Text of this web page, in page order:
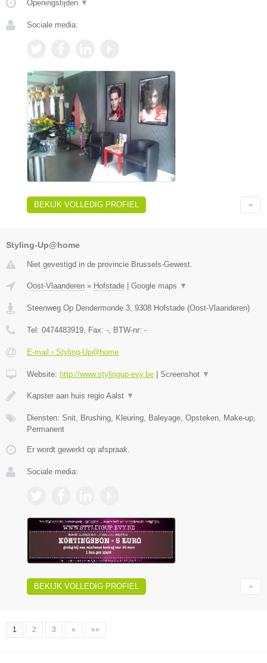
Openingstijden ▼
Sociale media:
BEKIJK VOLLEDIG PROFIEL
Styling-Up@home
Niet gevestigd in de provincie Brussels-Gewest.
Oost-Vlaanderen » Hofstade Google maps ▼
Steenweg Op Dendermonde 3, 9308 Hofstade (Oost-Vlaanderen)
Tel: 0474483919, Fax: -, BTW-nr: -
E-mail › Styling-Up@home
Website: http://www.stylingup-evy.be Screenshot ▼
Kapster aan huis regio Aalst ▼
Diensten: Snit, Brushing, Kleuring, Baleyage, Opsteken, Make-up,
Permanent
Er wordt gewerkt op afspraak.
Sociale media:
BEKIJK VOLLEDIG PROFIEL
1 2 3 » »»